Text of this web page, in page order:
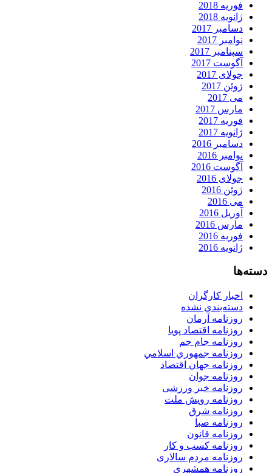
فوریه 2018
ژانویه 2018
دسامبر 2017
نوامبر 2017
سپتامبر 2017
آگوست 2017
جولای 2017
ژوئن 2017
می 2017
مارس 2017
فوریه 2017
ژانویه 2017
دسامبر 2016
نوامبر 2016
آگوست 2016
جولای 2016
ژوئن 2016
می 2016
آوریل 2016
مارس 2016
فوریه 2016
ژانویه 2016
دسته‌ها
اخبار کارگران
دسته‌بندی نشده
روزنامه آرمان
روزنامه اقتصاد پویا
روزنامه جام جم
روزنامه جمهوري اسلامي
روزنامه جهان اقتصاد
روزنامه جوان
روزنامه خبر ورزشى
روزنامه رویش ملت
روزنامه شرق
روزنامه صبا
روزنامه قانون
روزنامه كسب و كار
روزنامه مردم سالاری
روزنامه همشهری